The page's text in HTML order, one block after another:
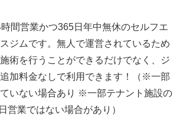
間営業かつ365日年中無休のセルフエ
ジムです。無人で運営されているため
術を行うことができるだけでなく、ジ
加料金なしで利用できます！（※一部
いない場合あり ※一部テナント施設の
営業ではない場合があり）